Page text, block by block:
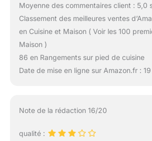
Moyenne des commentaires client : 5,0
Classement des meilleures ventes
en Cuisine et Maison ( Voir les 100
Maison )
86 en Rangements sur pied de cuisine
Date de mise en ligne sur Amazon.fr :
Note de la rédaction 16/20
qualité :